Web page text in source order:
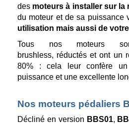
des moteurs à installer sur la
du moteur et de sa puissance
utilisation mais aussi de
Tous nos moteurs
brushless, réductés et ont un
80% : cela leur confère
puissance et une excellente
Nos moteurs pédaliers
Décliné en version BBS01,